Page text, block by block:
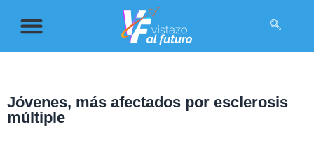
Jóvenes, más afectados por esclerosis
múltiple